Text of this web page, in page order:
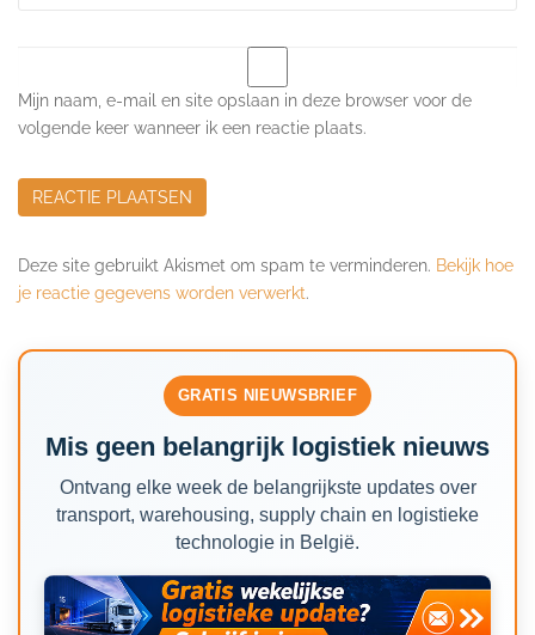
Mijn naam, e-mail en site opslaan in deze browser voor de
volgende keer wanneer ik een reactie plaats.
Deze site gebruikt Akismet om spam te verminderen. Bekijk hoe
je reactie gegevens worden verwerkt.
GRATIS NIEUWSBRIEF
Mis geen belangrijk logistiek nieuws
Ontvang elke week de belangrijkste updates over
transport, warehousing, supply chain en logistieke
technologie in België.